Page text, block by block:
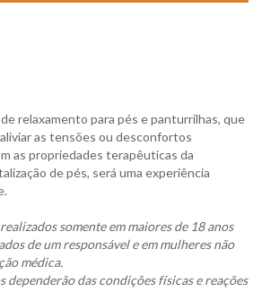
relaxamento para pés e panturrilhas, que
as tensões ou desconfortos
as propriedades terapêuticas da
de pés, será uma experiência
somente em maiores de 18 anos
de um responsável e em mulheres não
médica.
dependerão das condições físicas e reações